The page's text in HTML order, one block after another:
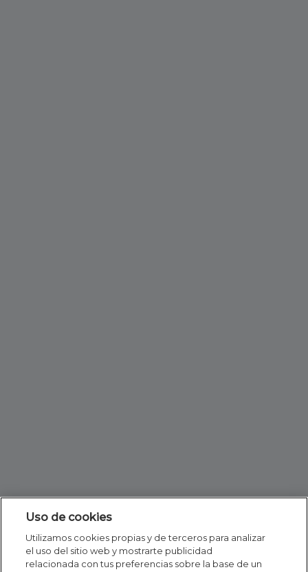
Uso de cookies
Utilizamos cookies propias y de terceros para analizar
el uso del sitio web y mostrarte publicidad
relacionada con tus preferencias sobre la base de un